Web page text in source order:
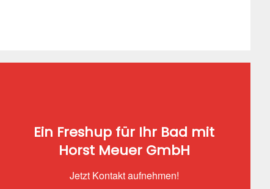
Ein Freshup für Ihr Bad mit
Horst Meuer GmbH
Jetzt Kontakt aufnehmen!